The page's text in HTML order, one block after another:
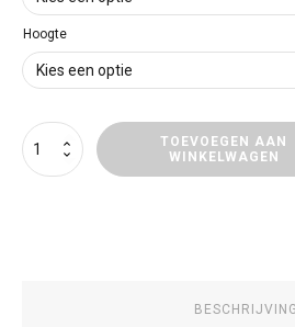
Hoogte
Deurpanelen
Iveco
TOEVOEGEN AAN
WINKELWAGEN
BESCHRIJVING